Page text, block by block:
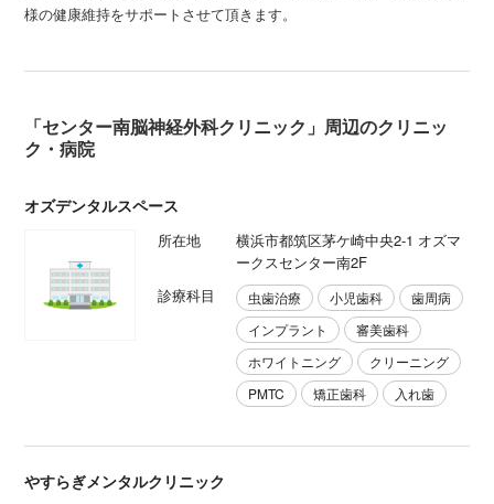
様の健康維持をサポートさせて頂きます。
「センター南脳神経外科クリニック」周辺のクリニッ
ク・病院
オズデンタルスペース
所在地
横浜市都筑区茅ケ崎中央2-1 オズマ
ークスセンター南2F
診療科目
虫歯治療 小児歯科
歯周病
インプラント
審美歯科
ホワイトニング
クリーニング
PMTC
矯正歯科 入れ歯
やすらぎメンタルクリニック